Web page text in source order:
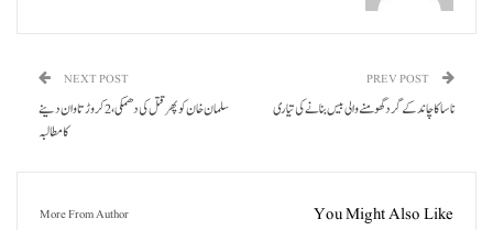
ناسا کا چاند کے گرد گھومنے والی بیس بنانے کی تیاری
NEXT POST
سلمان خان کو پھر قتل کی دھمکی، 2 کروڑ تاوان دینے
کا مطالبہ
You Might Also Like
More From Author